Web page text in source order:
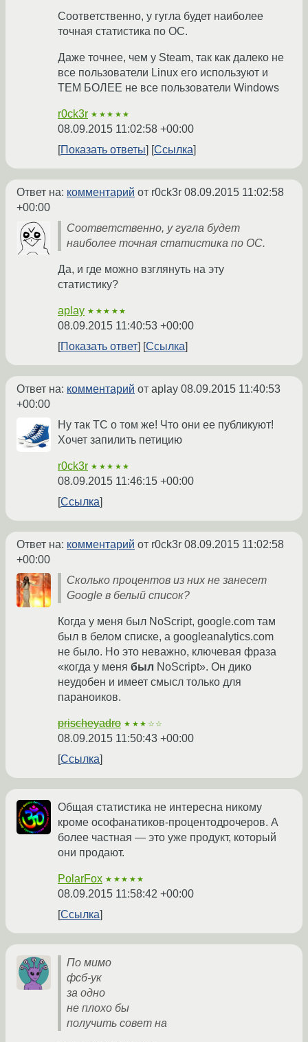
Соответственно, у гугла будет наиболее
точная статистика по ОС.
Даже точнее, чем у Steam, так как далеко не
все пользователи Linux его используют и
ТЕМ БОЛЕЕ не все пользователи Windows
r0ck3r ★★★★★
08.09.2015 11:02:58 +00:00
Показать ответы
Ссылка
Ответ на: комментарий от r0ck3r 08.09.2015 11:02:58
+00:00
Соответственно, у гугла будет
наиболее точная статистика по ОС.
Да, и где можно взглянуть на эту
статистику?
aplay ★★★★★
08.09.2015 11:40:53 +00:00
Показать ответ
Ссылка
Ответ на: комментарий от aplay 08.09.2015 11:40:53
+00:00
Ну так ТС о том же! Что они ее публикуют!
Хочет запилить петицию
r0ck3r ★★★★★
08.09.2015 11:46:15 +00:00
Ссылка
Ответ на: комментарий от r0ck3r 08.09.2015 11:02:58
+00:00
Сколько процентов из них не занесет
Google в белый список?
Когда у меня был NoScript, google.com там
был в белом списке, а googleanalytics.com
не было. Но это неважно, ключевая фраза
«когда у меня был NoScript». Он дико
неудобен и имеет смысл только для
параноиков.
prischeyadro ★★★☆☆
08.09.2015 11:50:43 +00:00
Ссылка
Общая статистика не интересна никому
кроме ософанатиков-процентодрочеров. А
более частная — это уже продукт, который
они продают.
PolarFox ★★★★★
08.09.2015 11:58:42 +00:00
Ссылка
По мимо
фсб-ук
за одно
не плохо бы
получить совет на